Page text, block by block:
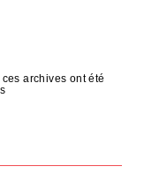
archives ont été